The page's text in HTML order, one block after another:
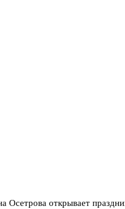
Осетрова открывает